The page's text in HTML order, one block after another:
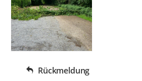
Rückmeldung